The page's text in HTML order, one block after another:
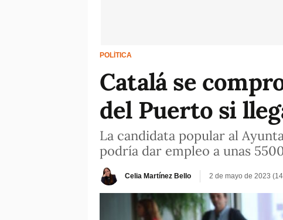
POLÍTICA
Catalá se
del Puerto si
La candidata popular al
podría dar empleo a unas
Celia Martínez Bello 2 de mayo de 2023